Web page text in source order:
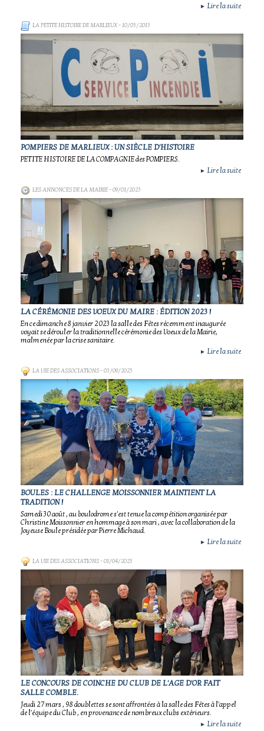
► Lire la suite
LA PETITE HISTOIRE DE MARLIEUX- 10/05/2013
POMPIERS DE MARLIEUX : UN SIÈCLE D'HISTOIRE
PETITE HISTOIRE DE LA COMPAGNIE des POMPIERS.
► Lire la suite
LES ANNONCES DE LA MAIRIE- 09/01/2023
LA CÉRÉMONIE DES VOEUX DU MAIRE : ÉDITION 2023 !
En ce dimanche 8 janvier 2023 la salle des Fêtes récemment inaugurée
voyait se dérouler la traditionnelle cérémonie des Voeux de la Mairie,
malmenée par la crise sanitaire.
► Lire la suite
LA VIE DES ASSOCIATIONS- 03/09/2025
BOULES : LE CHALLENGE MOISSONNIER MAINTIENT LA
TRADITION !
Samedi 30 août , au boulodrome s'est tenue la compétition organisée par
Christine Moissonnier en hommage à son mari , avec la collaboration de la
Joyeuse Boule présidée par Pierre Michaud.
► Lire la suite
LA VIE DES ASSOCIATIONS- 01/04/2025
LE CONCOURS DE COINCHE DU CLUB DE L'AGE D'OR FAIT
SALLE COMBLE.
Jeudi 27 mars , 98 doublettes se sont affrontées à la salle des Fêtes à l'appel
de l'équipe du Club , en provenance de nombreux clubs extérieurs.
► Lire la suite